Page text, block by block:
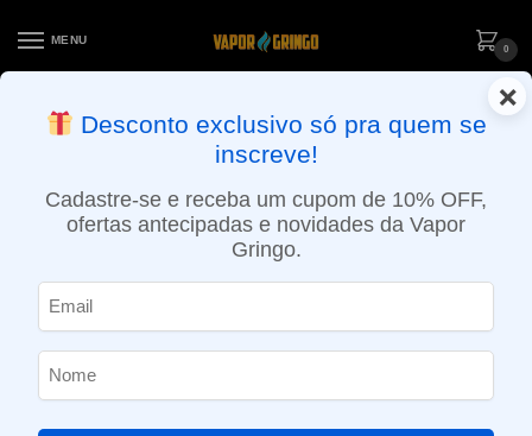
MENU
0
ENTREGA NO MESMO DIA EM SÃO PAULO (SEG A SEX): PEDIDOS
APROVADOS ATÉ 15:30 VIA MOTOBOY
×
Desconto exclusivo só pra quem se
inscreve!
Cadastre-se e receba um cupom de 10% OFF,
ofertas antecipadas e novidades da Vapor
Gringo.